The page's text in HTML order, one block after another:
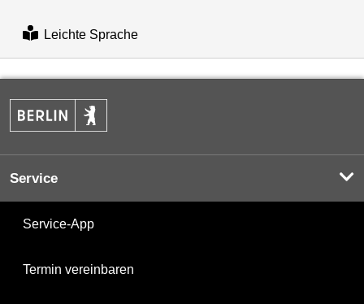
Leichte Sprache
Service
Service-App
Termin vereinbaren